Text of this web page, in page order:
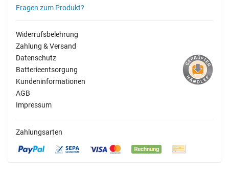
Fragen zum Produkt?
Widerrufsbelehrung
Zahlung & Versand
Datenschutz
Batterieentsorgung
Kundeninformationen
AGB
Impressum
Zahlungsarten